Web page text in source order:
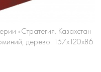
«Стратегия. Казахстан
дерево. 157х120х86